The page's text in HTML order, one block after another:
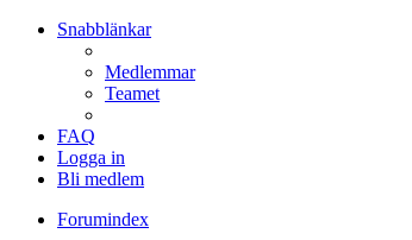
Snabblänkar
Medlemmar
Teamet
FAQ
Logga in
Bli medlem
Forumindex